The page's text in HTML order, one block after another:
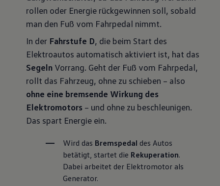
rollen oder Energie rückgewinnen soll, sobald
man den Fuß vom Fahrpedal nimmt.
In der Fahrstufe D, die beim Start des
Elektroautos automatisch aktiviert ist, hat das
SegelnVorrang. Geht der Fuß vom Fahrpedal,
rollt das Fahrzeug, ohne zu schieben – also
ohne eine bremsende Wirkung des
Elektromotors – und ohne zu beschleunigen.
Das spart Energie ein.
Wird das Bremspedal des Autos
betätigt, startet die Rekuperation.
Dabei arbeitet der Elektromotor als
Generator.